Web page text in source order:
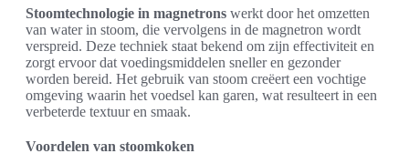
Stoomtechnologie in magnetrons werkt door het omzetten
van water in stoom, die vervolgens in de magnetron wordt
verspreid. Deze techniek staat bekend om zijn effectiviteit en
zorgt ervoor dat voedingsmiddelen sneller en gezonder
worden bereid. Het gebruik van stoom creëert een vochtige
omgeving waarin het voedsel kan garen, wat resulteert in een
verbeterde textuur en smaak.
Voordelen van stoomkoken